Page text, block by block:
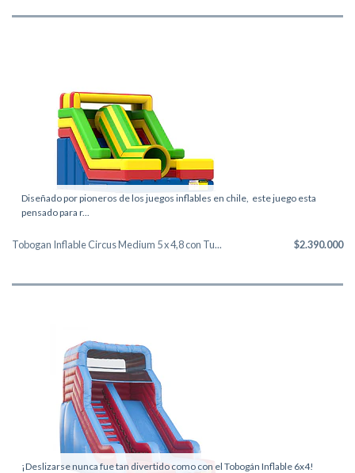
Diseñado por pioneros de los juegos inflables en chile, este juego esta
pensado para r...
Tobogan Inflable Circus Medium 5 x 4,8 con Tu... $2.390.000
¡Deslizarse nunca fue tan divertido como con el Tobogán Inflable 6x4!